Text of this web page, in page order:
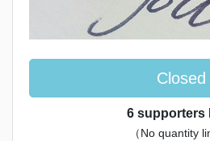
Closed
6 supporters
（No quantity